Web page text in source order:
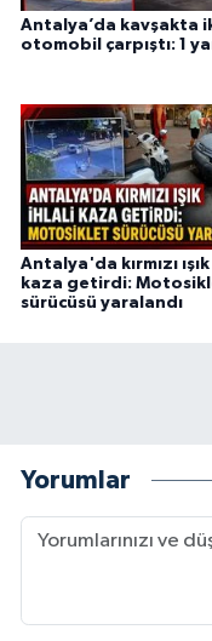
Antalya’da kavşakta
otomobil çarpıştı: 1
Antalya'da kırmızı
kaza getirdi:
sürücüsü yaralandı
Yorumlar